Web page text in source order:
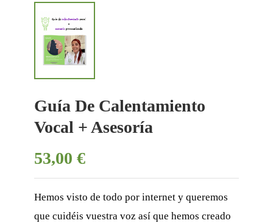
Guía De Calentamiento
Vocal + Asesoría
53,00 €
Hemos visto de todo por internet y queremos
que cuidéis vuestra voz así que hemos creado